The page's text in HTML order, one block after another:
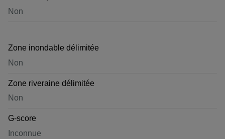
Non
Zone inondable délimitée
Non
Zone riveraine délimitée
Non
G-score
Inconnue